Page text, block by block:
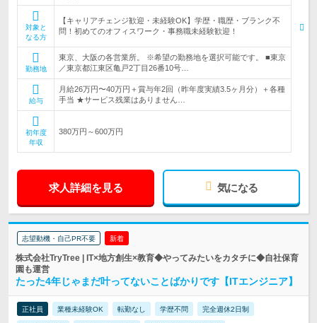
対象と
なる方
【キャリアチェンジ歓迎・未経験OK】学歴・職歴・ブランク不
問！初めてのオフィスワーク・事務職未経験歓迎！
勤務地
東京、大阪の各営業所。 ※希望の勤務地を選択可能です。 ■東京
／東京都江東区亀戸2丁目26番10号…
給与
月給26万円〜40万円＋賞与年2回（昨年度実績3.5ヶ月分）＋各種
手当 ★サービス残業はありません…
初年度
年収
380万円～600万円
求人詳細を見る 気になる
志望動機・自己PR不要 新着
株式会社TryTree | IT×地方創生×教育◆やってみたいをカタチに◆自社保育
園も運営
たった4年じゃまだ叶ってないことばかりです【ITエンジニア】
正社員 業種未経験OK 転勤なし 学歴不問 完全週休2日制